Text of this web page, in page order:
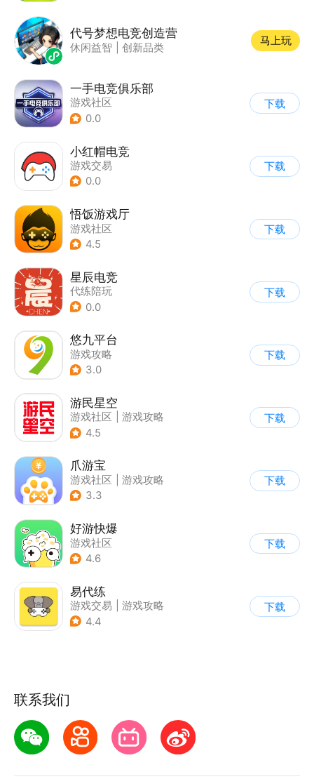
代号梦想电竞创造营
休闲益智 创新品类
马上玩
一手电竞俱乐部
游戏社区
0.0
下载
小红帽电竞
游戏交易
0.0
下载
悟饭游戏厅
游戏社区
4.5
下载
星辰电竞
代练陪玩
0.0
下载
悠九平台
游戏攻略
3.0
下载
游民星空
游戏社区
游戏攻略
4.5
下载
爪游宝
游戏社区
游戏攻略
3.3
下载
好游快爆
游戏社区
4.6
下载
易代练
游戏交易
游戏攻略
| 游戏社区
4.4
下载
联系我们